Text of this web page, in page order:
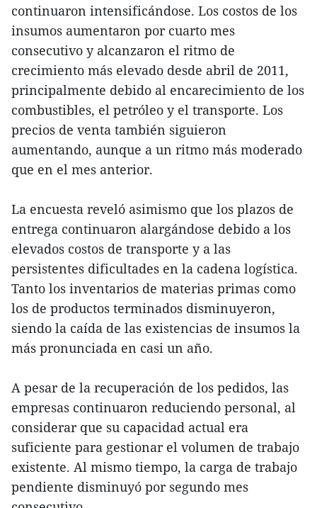
continuaron intensificándose. Los costos de los
insumos aumentaron por cuarto mes
consecutivo y alcanzaron el ritmo de
crecimiento más elevado desde abril de 2011,
principalmente debido al encarecimiento de los
combustibles, el petróleo y el transporte. Los
precios de venta también siguieron
aumentando, aunque a un ritmo más moderado
que en el mes anterior.
La encuesta reveló asimismo que los plazos de
entrega continuaron alargándose debido a los
elevados costos de transporte y a las
persistentes dificultades en la cadena logística.
Tanto los inventarios de materias primas como
los de productos terminados disminuyeron,
siendo la caída de las existencias de insumos la
más pronunciada en casi un año.
A pesar de la recuperación de los pedidos, las
empresas continuaron reduciendo personal, al
considerar que su capacidad actual era
suficiente para gestionar el volumen de trabajo
existente. Al mismo tiempo, la carga de trabajo
pendiente disminuyó por segundo mes